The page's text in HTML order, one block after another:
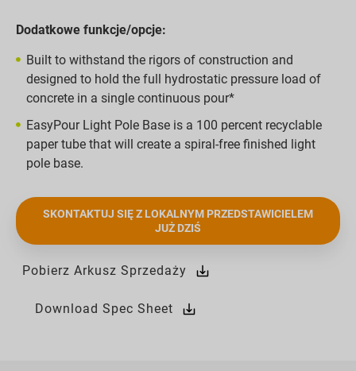
Dodatkowe funkcje/opcje:
Built to withstand the rigors of construction and
designed to hold the full hydrostatic pressure load of
concrete in a single continuous pour*
EasyPour Light Pole Base is a 100 percent recyclable
paper tube that will create a spiral-free finished light
pole base.
SKONTAKTUJ SIĘ Z LOKALNYM PRZEDSTAWICIELEM
JUŻ DZIŚ
Pobierz Arkusz Sprzedaży
Download Spec Sheet